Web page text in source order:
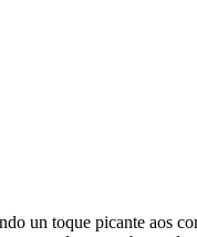
un toque picante aos